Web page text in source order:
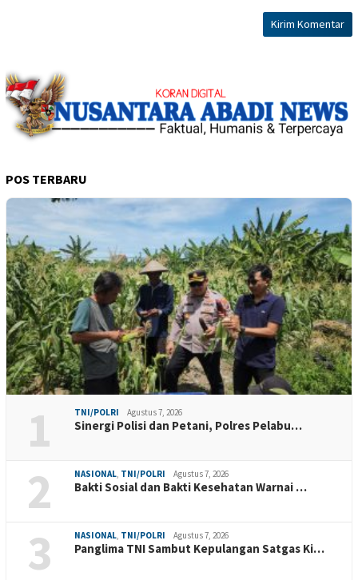
POS TERBARU
1 TNI/POLRI Agustus 7, 2026
Sinergi Polisi dan Petani, Polres Pelabu…
2 NASIONAL TNI/POLRI Agustus 7, 2026
Bakti Sosial dan Bakti Kesehatan Warnai …
3 NASIONAL TNI/POLRI Agustus 7, 2026
Panglima TNI Sambut Kepulangan Satgas Ki…